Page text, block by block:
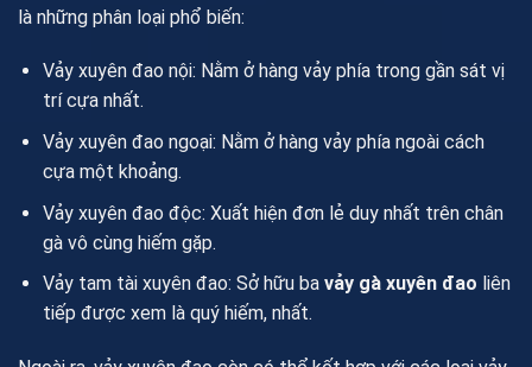
là những phân loại phổ biến:
Vảy xuyên đao nội: Nằm ở hàng vảy phía trong gần sát vị
trí cựa nhất.
Vảy xuyên đao ngoại: Nằm ở hàng vảy phía ngoài cách
cựa một khoảng.
Vảy xuyên đao độc: Xuất hiện đơn lẻ duy nhất trên chân
gà vô cùng hiếm gặp.
Vảy tam tài xuyên đao: Sở hữu ba vảy gà xuyên đao liên
tiếp được xem là quý hiếm, nhất.